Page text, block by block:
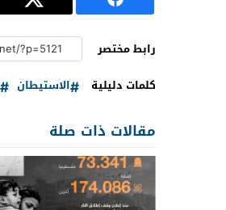
رابط مختصر
كلمات دليلية
الاستيطان
مقالات ذات صلة